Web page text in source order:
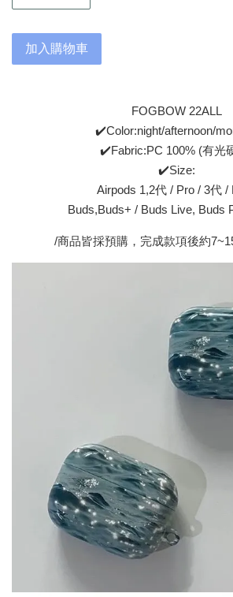
加入購物車
FOGBOW 22ALL
✔️Color:night/afternoon/
✔️Fabric:PC 100% (有光
✔️Size:
Airpods 1,2代 / Pro / 3代 /
Buds,Buds+ / Buds Live, Buds
/商品皆採預購，完成款項後約